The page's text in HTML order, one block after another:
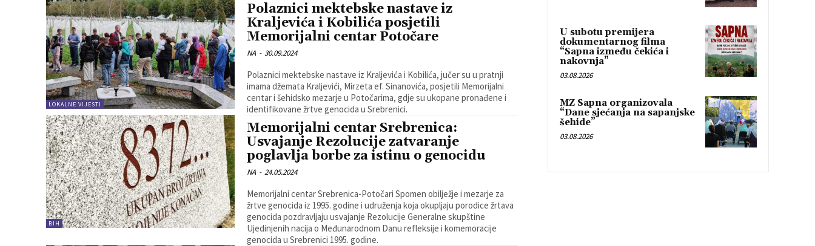
LOKALNE VIJESTI
Polaznici mektebske nastave iz
Kraljevića i Kobilića posjetili
Memorijalni centar Potočare
NA - 30.09.2024
Polaznici mektebske nastave iz Kraljevića i Kobilića, jučer su u pratnji
imama džemata Kraljevići, Mirzeta ef. Sinanovića, posjetili Memorijalni
centar i šehidsko mezarje u Potočarima, gdje su ukopane pronađene i
identifikovane žrtve genocida u Srebrenici.
BIH
Memorijalni centar Srebrenica:
Usvajanje Rezolucije zatvaranje
poglavlja borbe za istinu o genocidu
NA - 24.05.2024
Memorijalni centar Srebrenica-Potočari Spomen obilježje i mezarje za
žrtve genocida iz 1995. godine i udruženja koja okupljaju porodice žrtava
genocida pozdravljaju usvajanje Rezolucije Generalne skupštine
Ujedinjenih nacija o Međunarodnom Danu refleksije i komemoracije
genocida u Srebrenici 1995. godine.
U subotu premijera
dokumentarnog filma
“Sapna između čekića i
nakovnja”
03.08.2026
MZ Sapna organizovala
“Dane sjećanja na sapanjske
šehide”
03.08.2026